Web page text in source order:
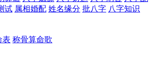
试 属相婚配 姓名缘分 批八字 八字知识
表 称骨算命歌